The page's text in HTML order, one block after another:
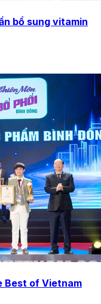
bổ sung vitamin
Best of Vietnam